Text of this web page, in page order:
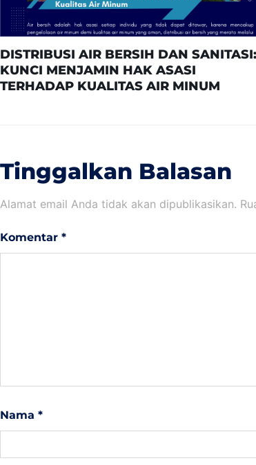
DISTRIBUSI AIR BERSIH DAN SANITASI:
KUNCI MENJAMIN HAK ASASI
TERHADAP KUALITAS AIR MINUM
Tinggalkan Balasan
Alamat email Anda tidak akan dipublikasikan.
Komentar *
Nama *